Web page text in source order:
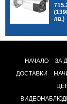
лв.)
НАЧАЛО ЗА
ДОСТАВКИ